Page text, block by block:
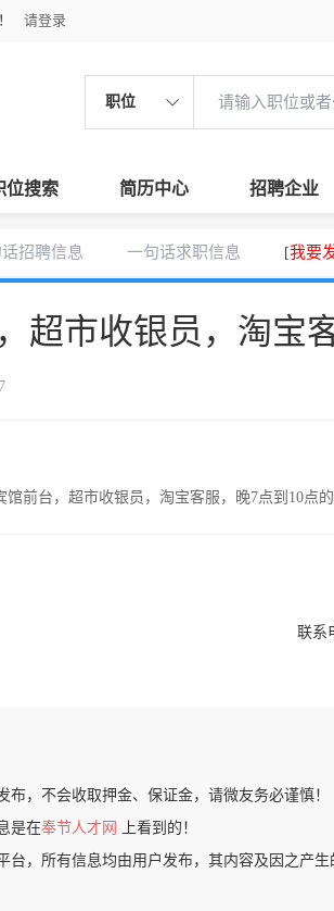
请登录
职位
位搜索 简历中心 招聘企业
招聘信息 一句话求职信息 [我要
超市收银员，淘宝
馆前台，超市收银员，淘宝客服，晚7点到10点
联系
布，不会收取押金、保证金，请微友务必谨慎！
是在奉节人才网
上看到的！
台，所有信息均由用户发布，其内容及因之产